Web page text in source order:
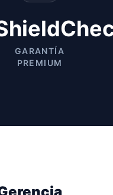
GARANTÍA
PREMIUM